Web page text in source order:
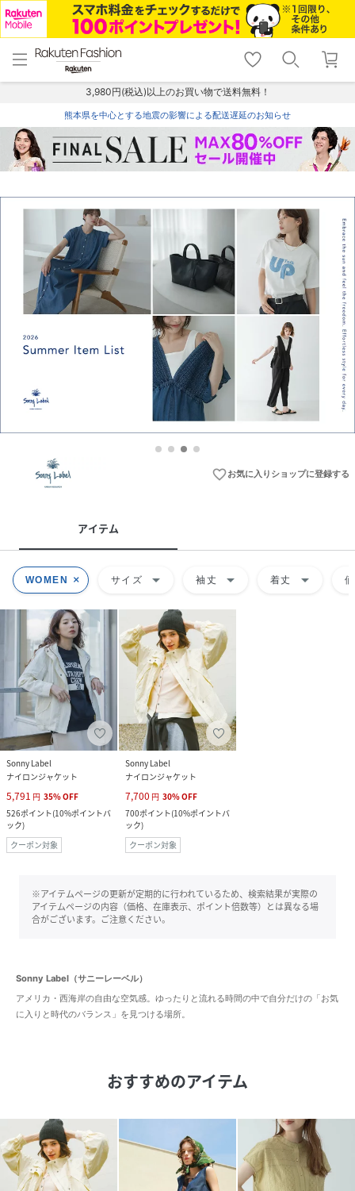
menu home
トップ
shopping_cart lock_outline
ログイン
3,980円(税込)以上のお買い物で送料無料！
熊本県を中心とする地震の影響による配送遅延のお知らせ
favorite_borderお気に入りショップに登録する
アイテム
WOMEN サイズ arrow_drop_down 袖丈 arrow_drop_down 着丈 arrow_drop_down
Sonny Label
ナイロンジャケット
5,791 円 35%OFF
526ポイント(10%ポイントバ
ック)
クーポン対象
Sonny Label
ナイロンジャケット
7,700 円 30%OFF
700ポイント(10%ポイントバ
ック)
クーポン対象
※アイテムページの更新が定期的に行われているため、検索結果が実際の
アイテムページの内容（価格、在庫表示、ポイント倍数等）とは異なる場
合がございます。ご注意ください。
Sonny Label（サニーレーベル）
アメリカ・西海岸の自由な空気感。ゆったりと流れる時間の中で自分だけの「お気
に入りと時代のバランス」を見つける場所。
おすすめのアイテム